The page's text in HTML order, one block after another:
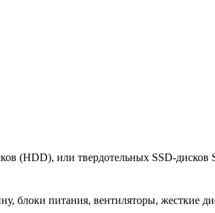
(HDD), или твердотельных SSD-дисков
блоки питания, вентиляторы, жесткие